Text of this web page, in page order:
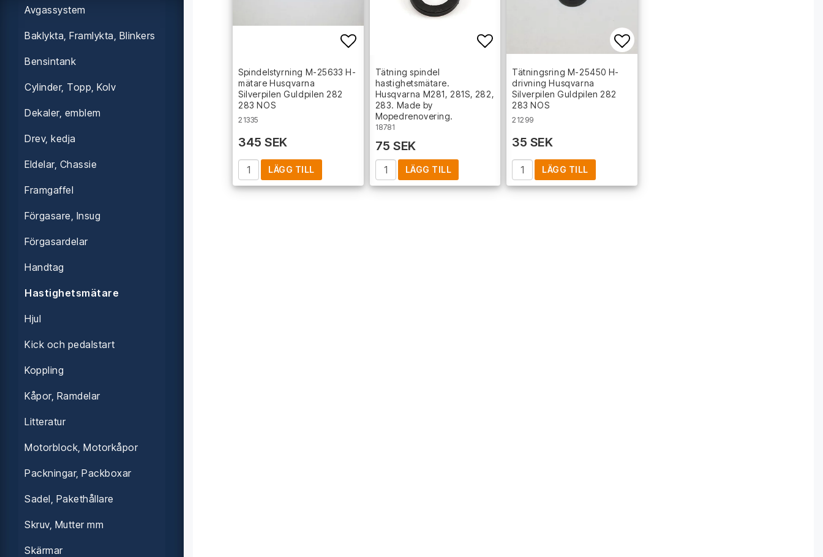
Avgassystem
Baklykta, Framlykta, Blinkers
Bensintank
Cylinder, Topp, Kolv
Dekaler, emblem
Drev, kedja
Eldelar, Chassie
Framgaffel
Förgasare, Insug
Förgasardelar
Handtag
Hastighetsmätare
Hjul
Kick och pedalstart
Koppling
Kåpor, Ramdelar
Litteratur
Motorblock, Motorkåpor
Packningar, Packboxar
Sadel, Pakethållare
Skruv, Mutter mm
Skärmar
Lägg till i favoritlistan
Spindelstyrning M-25633 H-
mätare Husqvarna
Silverpilen Guldpilen 282
283 NOS
21335
345 SEK
LÄGG TILL
Lägg till i favoritlistan
Tätning spindel
hastighetsmätare.
Husqvarna M281, 281S, 282,
283. Made by
Mopedrenovering.
18781
75 SEK
LÄGG TILL
Lägg till i favoritlistan
Tätningsring M-25450 H-
drivning Husqvarna
Silverpilen Guldpilen 282
283 NOS
21299
35 SEK
LÄGG TILL